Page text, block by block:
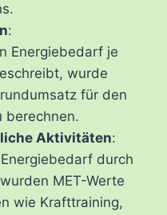
:
Energiebedarf je
wurde
für den
berechnen.
Aktivitäten:
durch
MET-Werte
wie Krafttraining,